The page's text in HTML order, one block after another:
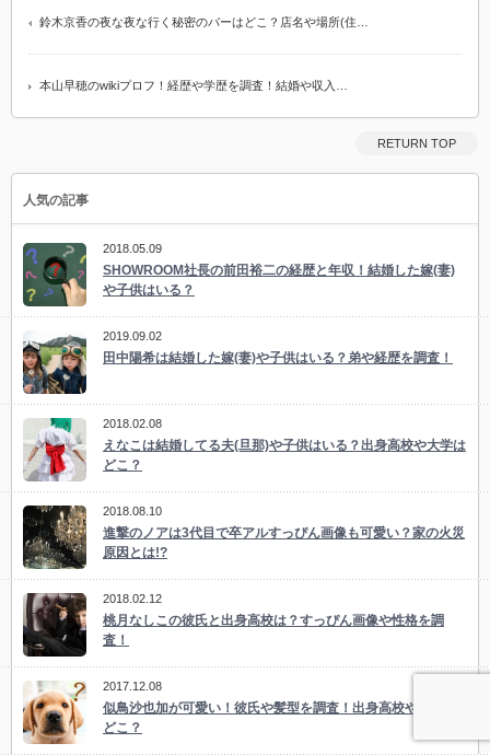
鈴木京香の夜な夜な行く秘密のバーはどこ？店名や場所(住…
本山早穂のwikiプロフ！経歴や学歴を調査！結婚や収入…
RETURN TOP
人気の記事
2018.05.09
SHOWROOM社長の前田裕二の経歴と年収！結婚した嫁(妻)
や子供はいる？
2019.09.02
田中陽希は結婚した嫁(妻)や子供はいる？弟や経歴を調査！
2018.02.08
えなこは結婚してる夫(旦那)や子供はいる？出身高校や大学は
どこ？
2018.08.10
進撃のノアは3代目で卒アルすっぴん画像も可愛い？家の火災
原因とは!?
2018.02.12
桃月なしこの彼氏と出身高校は？すっぴん画像や性格を調
査！
2017.12.08
似鳥沙也加が可愛い！彼氏や髪型を調査！出身高校や大学は
どこ？